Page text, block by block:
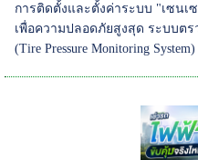
การติดตั้งและตั้งค่าระบบ "เซนเ
เพื่อความปลอดภัยสูงสุด ระบบตร
(Tire Pressure Monitoring